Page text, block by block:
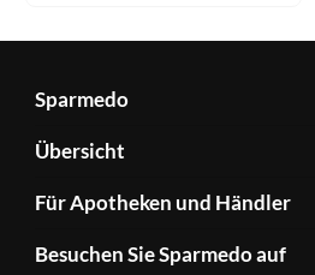
Sparmedo
Über
Sparmedo
Kontakt
Übersicht
Herstellerverzeichnis
Produkte
Für Apotheken und Händler
&
Besuchen Sie Sparmedo auf